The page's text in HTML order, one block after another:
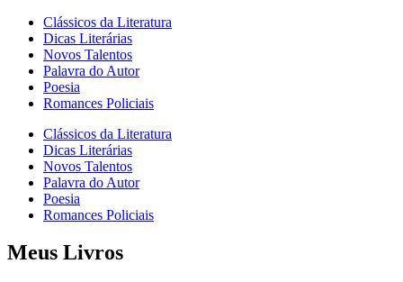
Clássicos da Literatura
Dicas Literárias
Novos Talentos
Palavra do Autor
Poesia
Romances Policiais
Clássicos da Literatura
Dicas Literárias
Novos Talentos
Palavra do Autor
Poesia
Romances Policiais
Meus Livros